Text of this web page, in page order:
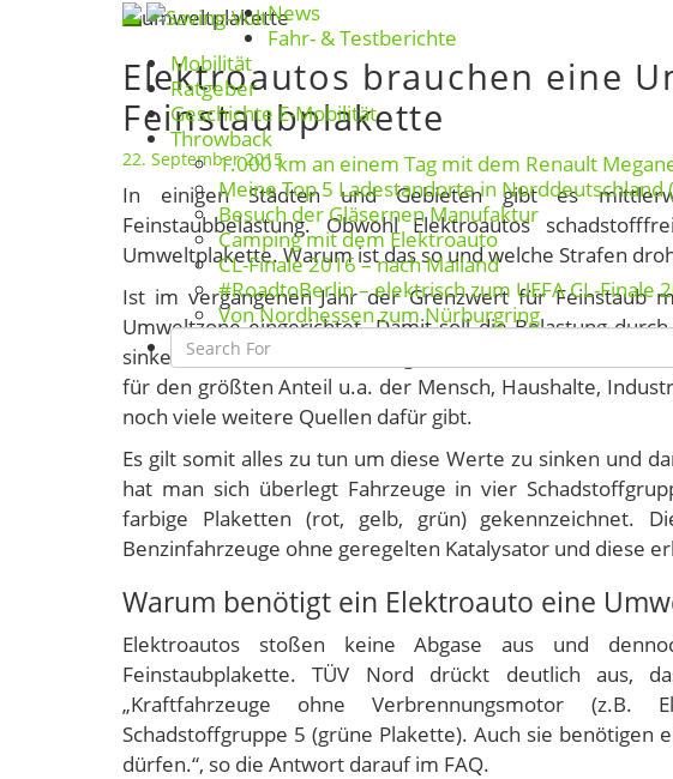
navigation
News
Fahr- & Testberichte
Mobilität
Ratgeber
Geschichte E-Mobilität
Throwback
1.000 km an einem Tag mit dem Renault
Meine Top 5 Ladestandorte in Norddeutschland
Besuch der Gläsernen Manufaktur
Camping mit dem Elektroauto
CL-Finale 2016 – nach Mailand
#RoadtoBerlin – elektrisch zum UEFA CL-Finale
Von Nordhessen zum Nürburgring
Search
Icon
Elektroautos
brauchen
eine
Umweltplakette
/
Feinstaubplakette
Elektroautos brauchen eine
Feinstaubplakette
22. September 2015
In einigen Städten und Gebieten gibt es
Feinstaubbelastung. Obwohl Elektroautos
Umweltplakette. Warum ist das so und welche Strafen
Ist im vergangenen Jahr der Grenzwert für Feinstaub
Umweltzone eingerichtet. Damit soll die Belastung
sinken. Für den Feinstaub sorgen neben dem
für den größten Anteil u.a. der Mensch, Haushalte,
noch viele weitere Quellen dafür gibt.
Es gilt somit alles zu tun um diese Werte zu sinken und
hat man sich überlegt Fahrzeuge in vier
farbige Plaketten (rot, gelb, grün) gekennzeichnet.
Benzinfahrzeuge ohne geregelten Katalysator und diese
Warum benötigt ein Elektroauto eine
Elektroautos stoßen keine Abgase aus und
Feinstaubplakette. TÜV Nord drückt deutlich aus,
„Kraftfahrzeuge ohne Verbrennungsmotor (z.B.
Schadstoffgruppe 5 (grüne Plakette). Auch sie
dürfen.“, so die Antwort darauf im FAQ.